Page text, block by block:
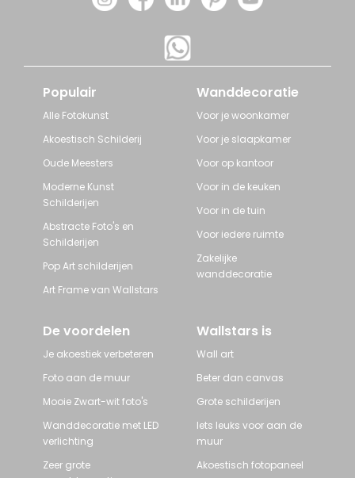
Populair
Alle Fotokunst
Akoestisch Schilderij
Oude Meesters
Moderne Kunst
Schilderijen
Abstracte Foto's en
Schilderijen
Pop Art schilderijen
Art Frame van Wallstars
Wanddecoratie
Voor je woonkamer
Voor je slaapkamer
Voor op kantoor
Voor in de keuken
Voor in de tuin
Voor iedere ruimte
Zakelijke
wanddecoratie
De voordelen
Je akoestiek verbeteren
Foto aan de muur
Mooie Zwart-wit foto's
Wanddecoratie met LED
verlichting
Zeer grote
Wallstars is
Wall art
Beter dan canvas
Grote schilderijen
Iets leuks voor aan de
muur
Akoestisch fotopaneel